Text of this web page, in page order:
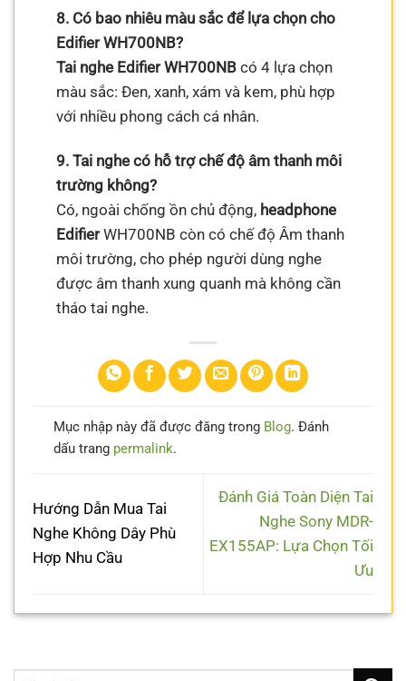
8. Có bao nhiêu màu sắc để lựa chọn cho
Edifier WH700NB?
Tai nghe Edifier WH700NB có 4 lựa chọn
màu sắc: Đen, xanh, xám và kem, phù hợp
với nhiều phong cách cá nhân.
9. Tai nghe có hỗ trợ chế độ âm thanh môi
trường không?
Có, ngoài chống ồn chủ động, headphone
EdifierWH700NB còn có chế độ Âm thanh
môi trường, cho phép người dùng nghe
được âm thanh xung quanh mà không cần
tháo tai nghe.
Mục nhập này đã được đăng trong Blog. Đánh
dấu trang permalink.
Hướng Dẫn Mua Tai
Nghe Không Dây Phù
Hợp Nhu Cầu
Đánh Giá Toàn Diện Tai
Nghe Sony MDR-
EX155AP: Lựa Chọn Tối
Ưu